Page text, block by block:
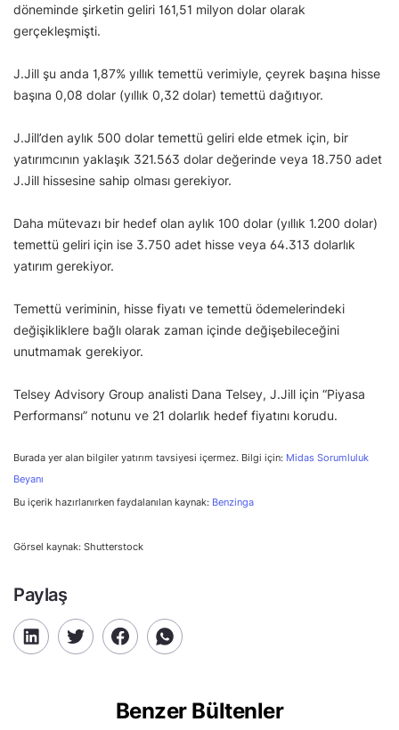
döneminde şirketin geliri 161,51 milyon dolar olarak
gerçekleşmişti.
J.Jill şu anda 1,87% yıllık temettü verimiyle, çeyrek başına hisse
başına 0,08 dolar (yıllık 0,32 dolar) temettü dağıtıyor.
J.Jill’den aylık 500 dolar temettü geliri elde etmek için, bir
yatırımcının yaklaşık 321.563 dolar değerinde veya 18.750 adet
J.Jill hissesine sahip olması gerekiyor.
Daha mütevazı bir hedef olan aylık 100 dolar (yıllık 1.200 dolar)
temettü geliri için ise 3.750 adet hisse veya 64.313 dolarlık
yatırım gerekiyor.
Temettü veriminin, hisse fiyatı ve temettü ödemelerindeki
değişikliklere bağlı olarak zaman içinde değişebileceğini
unutmamak gerekiyor.
Telsey Advisory Group analisti Dana Telsey, J.Jill için “Piyasa
Performansı” notunu ve 21 dolarlık hedef fiyatını korudu.
Burada yer alan bilgiler yatırım tavsiyesi içermez. Bilgi için: Midas Sorumluluk
Beyanı
Bu içerik hazırlanırken faydalanılan kaynak: Benzinga
Görsel kaynak: Shutterstock
Paylaş
Benzer Bültenler